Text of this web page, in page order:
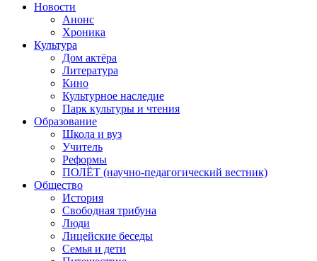
Новости
Анонс
Хроника
Культура
Дом актёра
Литература
Кино
Культурное наследие
Парк культуры и чтения
Образование
Школа и вуз
Учитель
Реформы
ПОЛЁТ (научно-педагогический вестник)
Общество
История
Свободная трибуна
Люди
Лицейские беседы
Семья и дети